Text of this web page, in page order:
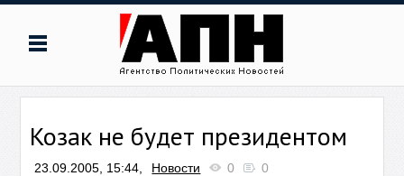
Козак не будет президентом
23.09.2005, 15:44, Новости 0 0